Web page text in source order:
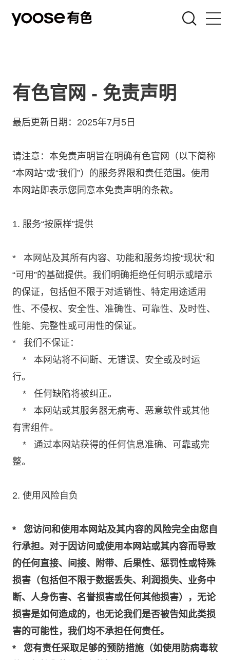
女士刀
联名款
有色官网 - 免责声明
最后更新日期：2025年7月5日
请注意：本免责声明旨在明确有色官网（以下简称
“本网站”或“我们”）的服务界限和责任范围。使用
本网站即表示您同意本免责声明的条款。
1. 服务“按原样”提供
* 本网站及其所有内容、功能和服务均按“现状”和
“可用”的基础提供。我们明确拒绝任何明示或暗示
的保证，包括但不限于对适销性、特定用途适用
性、不侵权、安全性、准确性、可靠性、及时性、
性能、完整性或可用性的保证。
* 我们不保证：
* 本网站将不间断、无错误、安全或及时运
行。
* 任何缺陷将被纠正。
* 本网站或其服务器无病毒、恶意软件或其他
有害组件。
* 通过本网站获得的任何信息准确、可靠或完
整。
2. 使用风险自负
* 您访问和使用本网站及其内容的风险完全由您自
行承担。对于因访问或使用本网站或其内容而导致
的任何直接、间接、附带、后果性、惩罚性或特殊
损害（包括但不限于数据丢失、利润损失、业务中
断、人身伤害、名誉损害或任何其他损害），无论
损害是如何造成的，也无论我们是否被告知此类损
害的可能性，我们均不承担任何责任。
* 您有责任采取足够的预防措施（如使用防病毒软